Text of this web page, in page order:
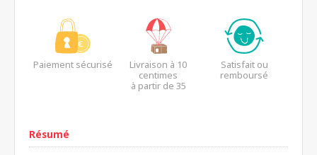
Paiement sécurisé
Livraison à 10
centimes
à partir de 35
Satisfait ou
remboursé
Résumé